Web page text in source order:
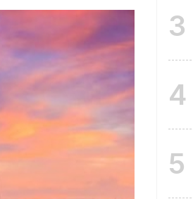
3
4
5